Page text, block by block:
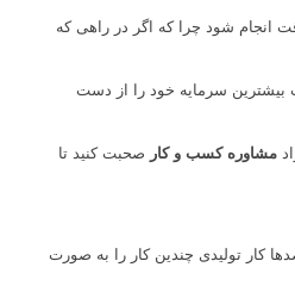
انجام شود چرا که اگر در راهی که
سرمایه خود را از دست
مشاوره کسب و کار صحبت کنید تا
کار تولیدی چندین کار را به صورت